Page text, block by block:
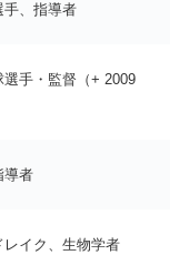
手、指導者
手・監督（+ 2009
導者
イク、生物学者